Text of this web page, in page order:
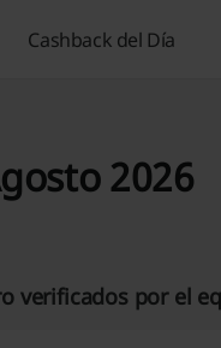
Cashback del Día
2026
verificados por el